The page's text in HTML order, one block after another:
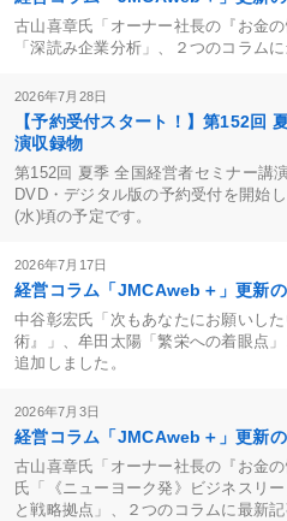
古山喜章氏「オーナー社長の『お金
「深読み企業分析」、２つのコラム
2026年7月28日
【予約受付スタート！】第152回
演収録物
第152回 夏季 全国経営者セミナー講
DVD・デジタル版の予約受付を開始
(水)頃の予定です。
2026年7月17日
経営コラム「JMCAweb＋」更新
中谷彰宏氏「次もあなたにお願いし
術』」、牟田太陽「繁栄への着眼点
追加しました。
2026年7月3日
経営コラム「JMCAweb＋」更新
古山喜章氏「オーナー社長の『お金
氏「《ニューヨーク発》ビジネスリ
と戦略拠点」、２つのコラムに最新記